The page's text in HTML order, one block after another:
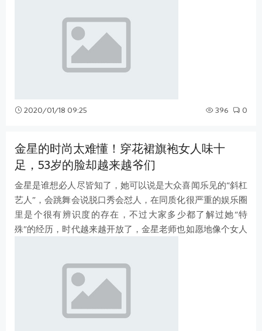
2020/01/18 09:25 396 0
金星的时尚太难懂！穿花裙旗袍女人味十
足，53岁的脸却越来越爷们
金星是谁想必人尽皆知了，她可以说是大众喜闻乐见的“斜杠
艺人”，会跳舞会说脱口秀会怼人，在同质化很严重的娱乐圈
里是个很有辨识度的存在，不过大家多少都了解过她“特
殊”的经历，时代越来越开放了，金星老师也如愿地像个女人